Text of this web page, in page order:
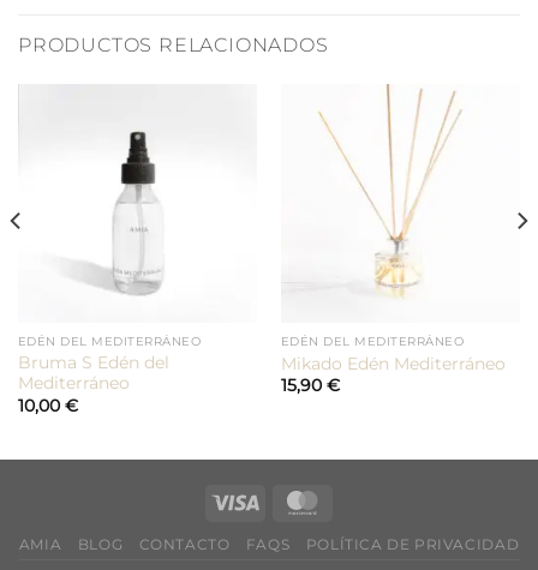
PRODUCTOS RELACIONADOS
EDÉN DEL MEDITERRÁNEO
Bruma S Edén del
Mediterráneo
10,00 €
EDÉN DEL MEDITERRÁNEO
Mikado Edén Mediterráneo
15,90 €
AMIA BLOG CONTACTO FAQS POLÍTICA DE PRIVACIDAD